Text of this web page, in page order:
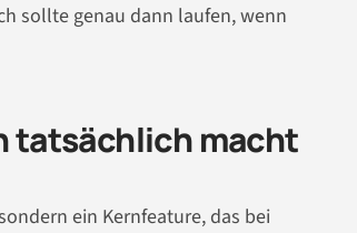
sollte genau dann laufen, wenn
tatsächlich macht
ein Kernfeature, das bei